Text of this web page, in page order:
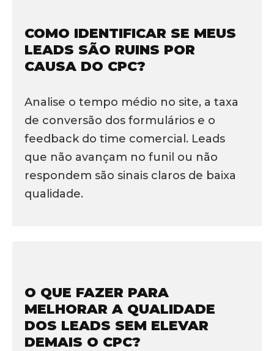
COMO IDENTIFICAR SE MEUS
LEADS SÃO RUINS POR
CAUSA DO CPC?
Analise o tempo médio no site, a taxa
de conversão dos formulários e o
feedback do time comercial. Leads
que não avançam no funil ou não
respondem são sinais claros de baixa
qualidade.
O QUE FAZER PARA
MELHORAR A QUALIDADE
DOS LEADS SEM ELEVAR
DEMAIS O CPC?